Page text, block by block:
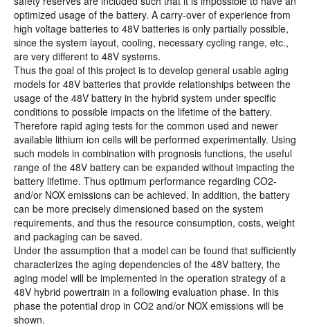
optimized usage of the battery. A carry-over of experience from
high voltage batteries to 48V batteries is only partially possible,
since the system layout, cooling, necessary cycling range, etc.,
are very different to 48V systems.
Thus the goal of this project is to develop general usable aging
models for 48V batteries that provide relationships between the
usage of the 48V battery in the hybrid system under specific
conditions to possible impacts on the lifetime of the battery.
Therefore rapid aging tests for the common used and newer
available lithium ion cells will be performed experimentally. Using
such models in combination with prognosis functions, the useful
range of the 48V battery can be expanded without impacting the
battery lifetime. Thus optimum performance regarding CO2-
and/or NOX emissions can be achieved. In addition, the battery
can be more precisely dimensioned based on the system
requirements, and thus the resource consumption, costs, weight
and packaging can be saved.
Under the assumption that a model can be found that sufficiently
characterizes the aging dependencies of the 48V battery, the
aging model will be implemented in the operation strategy of a
48V hybrid powertrain in a following evaluation phase. In this
phase the potential drop in CO2 and/or NOX emissions will be
shown.